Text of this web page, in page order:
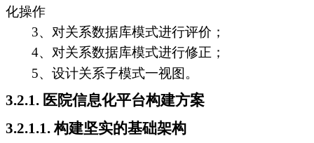
化操作
3、对关系数据库模式进行评价；
4、对关系数据库模式进行修正；
5、设计关系子模式一视图。
3.2.1. 医院信息化平台构建方案
3.2.1.1. 构建坚实的基础架构